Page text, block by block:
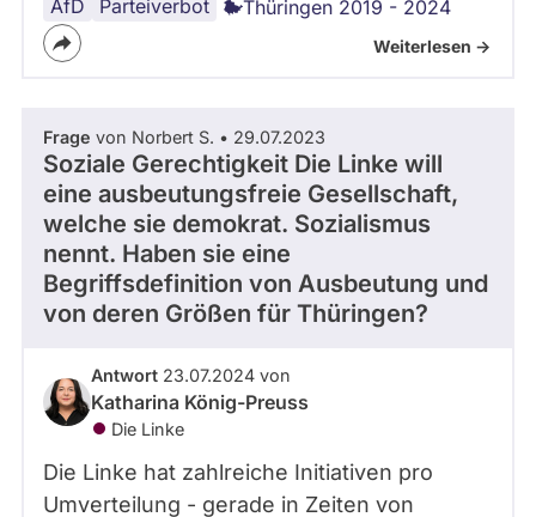
p
u
n
AfD Parteiverbot Thüringen 2019 - 2024
Weiterlesen ->
Frage von Norbert S. • 29.07.2023
Soziale Gerechtigkeit Die Linke will
eine ausbeutungsfreie Gesellschaft,
welche sie demokrat. Sozialismus
nennt. Haben sie eine
Begriffsdefinition von Ausbeutung und
von deren Größen für Thüringen?
Antwort 23.07.2024 von
Katharina König-Preuss
Die Linke
Die Linke hat zahlreiche Initiativen pro
Umverteilung - gerade in Zeiten von